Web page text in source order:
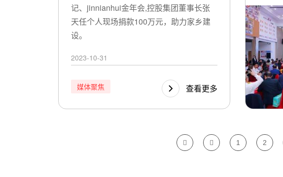
记、jinnianhui金年会,控股集团董事长张
天任个人现场捐款100万元，助力家乡建
设。
2023-10-31
媒体聚焦 查看更多
1 2